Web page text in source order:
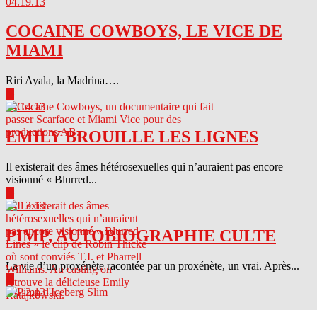
COCAINE COWBOYS, LE VICE DE
MIAMI
Riri Ayala, la Madrina….
04.14.13
EMILY BROUILLE LES LIGNES
Il existerait des âmes hétérosexuelles qui n’auraient pas encore
visionné « Blurred...
04.13.13
PIMP, AUTOBIOGRAPHIE CULTE
La vie d’un proxénète racontée par un proxénète, un vrai. Après...
04.12.13